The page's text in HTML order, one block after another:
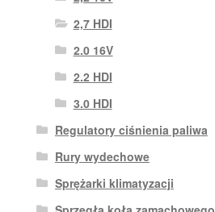
2,7 HDI
2.0 16V
2.2 HDI
3.0 HDI
Regulatory ciśnienia paliwa
Rury wydechowe
Sprężarki klimatyzacji